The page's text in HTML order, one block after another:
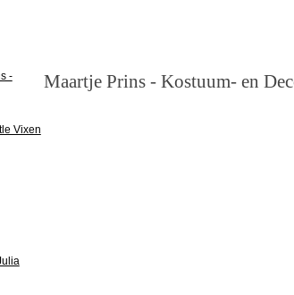
Maartje Prins - Kostuum- en